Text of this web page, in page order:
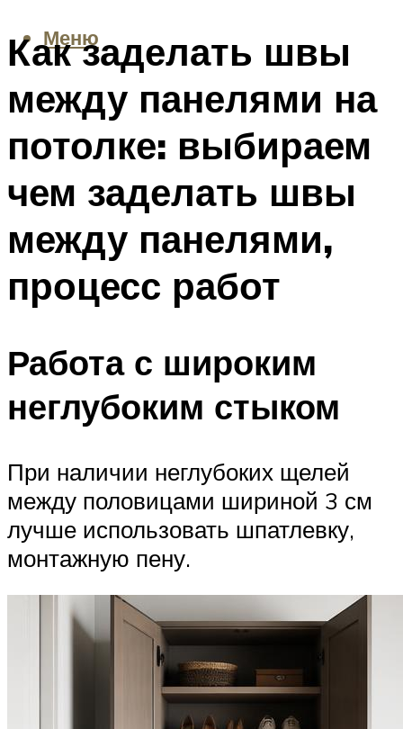
Меню
Как заделать швы
между панелями на
потолке: выбираем
чем заделать швы
между панелями,
процесс работ
Работа с широким
неглубоким стыком
При наличии неглубоких щелей
между половицами шириной 3 см
лучше использовать шпатлевку,
монтажную пену.